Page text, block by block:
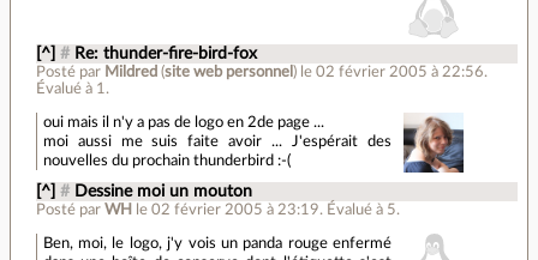
[^] # Re: thunder-fire-bird-fox
Posté par Mildred (site web personnel ) le 02 février 2005 à 22:56.
Évalué à 1 .
oui mais il n'y a pas de logo en 2de page ...
moi aussi me suis faite avoir ... J'espérait des
nouvelles du prochain thunderbird :-(
[^] # Dessine moi un mouton
Posté par WH le 02 février 2005 à 23:19. Évalué à 5.
Ben, moi, le logo, j'y vois un panda rouge enfermé